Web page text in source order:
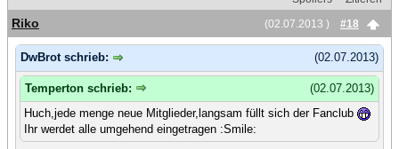
(02.07.2013 )
#18
Riko
(02.07.2013)
DwBrot schrieb:
(02.07.2013)
Temperton schrieb:
Huch,jede menge neue Mitglieder,langsam füllt sich der Fanclub
Ihr werdet alle umgehend eingetragen :Smile: